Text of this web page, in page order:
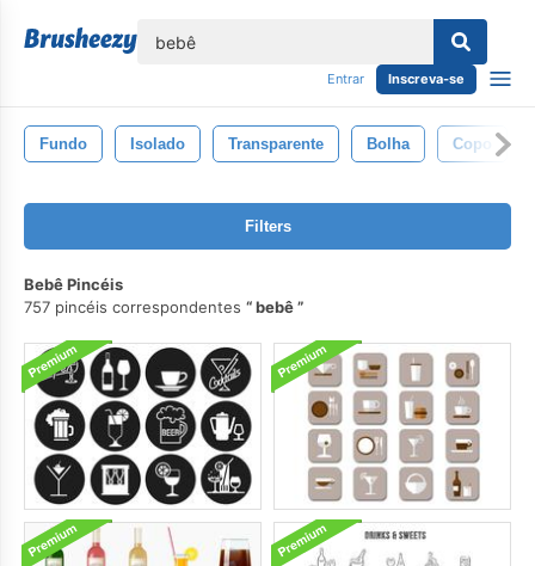
Entrar Inscreva-se
Fundo Isolado Transparente Bolha Copo
Filters
Bebê Pincéis
757 pincéis correspondentes
bebê